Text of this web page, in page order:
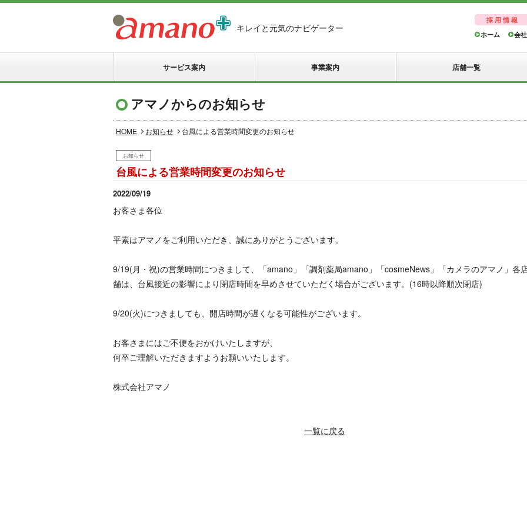
キレイと元気のナビゲーター
採用情報
ホーム
会
サービス案内 事業案内 店舗一覧
アマノからのお知らせ
HOME お知らせ 台風による営業時間変更のお知らせ
お知らせ
台風による営業時間変更のお知らせ
2022/09/19
お客さま各位
平素はアマノをご利用いただき、誠にありがとうございます。
9/19(月・祝)の営業時間につきまして、「amano」「調剤薬局amano」「cosmeNews」「カメラのアマノ」各
舗は、台風接近の影響により閉店時間を早めさせていただく場合がございます。(16時以降順次閉店)
9/20(火)につきましても、開店時間が遅くなる可能性がございます。
お客さまにはご不便をおかけいたしますが、
何卒ご理解いただきますようお願いいたします。
株式会社アマノ
一覧に戻る